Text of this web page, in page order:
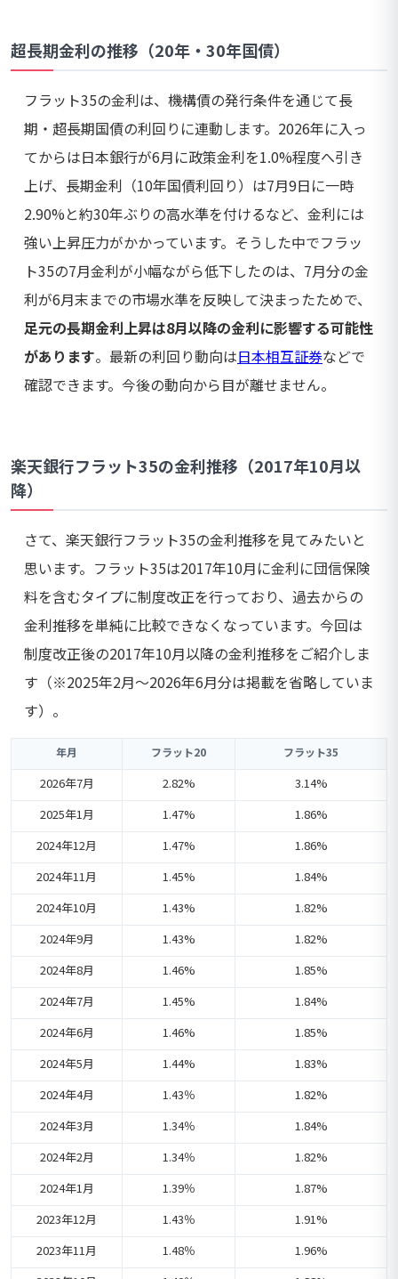
超長期金利の推移（20年・30年国債）
フラット35の金利は、機構債の発行条件を通じて長
期・超長期国債の利回りに連動します。2026年に入っ
てからは日本銀行が6月に政策金利を1.0%程度へ引き
上げ、長期金利（10年国債利回り）は7月9日に一時
2.90%と約30年ぶりの高水準を付けるなど、金利には
強い上昇圧力がかかっています。そうした中でフラッ
ト35の7月金利が小幅ながら低下したのは、7月分の金
利が6月末までの市場水準を反映して決まったためで、
足元の長期金利上昇は8月以降の金利に影響する可能性
があります。最新の利回り動向は日本相互証券などで
確認できます。今後の動向から目が離せません。
楽天銀行フラット35の金利推移（2017年10月以
降）
さて、楽天銀行フラット35の金利推移を見てみたいと
思います。フラット35は2017年10月に金利に団信保険
料を含むタイプに制度改正を行っており、過去からの
金利推移を単純に比較できなくなっています。今回は
制度改正後の2017年10月以降の金利推移をご紹介しま
す（※2025年2月～2026年6月分は掲載を省略していま
す）。
年月 フラット20 フラット35
2026年7月 2.82%
3.14%
2025年1月
1.47%
1.86%
2024年12月
1.47%
1.86%
2024年11月
1.45%
1.84%
2024年10月
1.43%
1.82%
2024年9月
1.43%
1.82%
2024年8月
1.46%
1.85%
2024年7月
1.45%
1.84%
2024年6月
1.46%
1.85%
2024年5月
1.44%
1.83%
2024年4月
1.43％
1.82%
2024年3月
1.34％
1.84%
2024年2月
1.34％
1.82%
2024年1月
1.39％
1.87%
2023年12月
1.43％
1.91%
2023年11月
1.48％
1.96%